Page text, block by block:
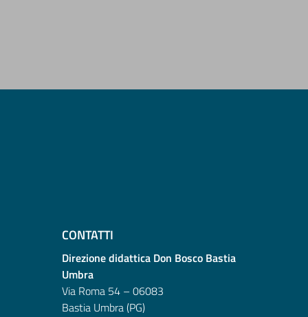
CONTATTI
Direzione didattica Don Bosco Bastia
Umbra
Via Roma 54 – 06083
Bastia Umbra (PG)